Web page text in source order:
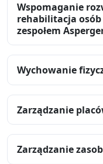
Wspomaganie
rehabilitacja
zespołem
Wychowanie
Zarządzanie
Zarządzanie